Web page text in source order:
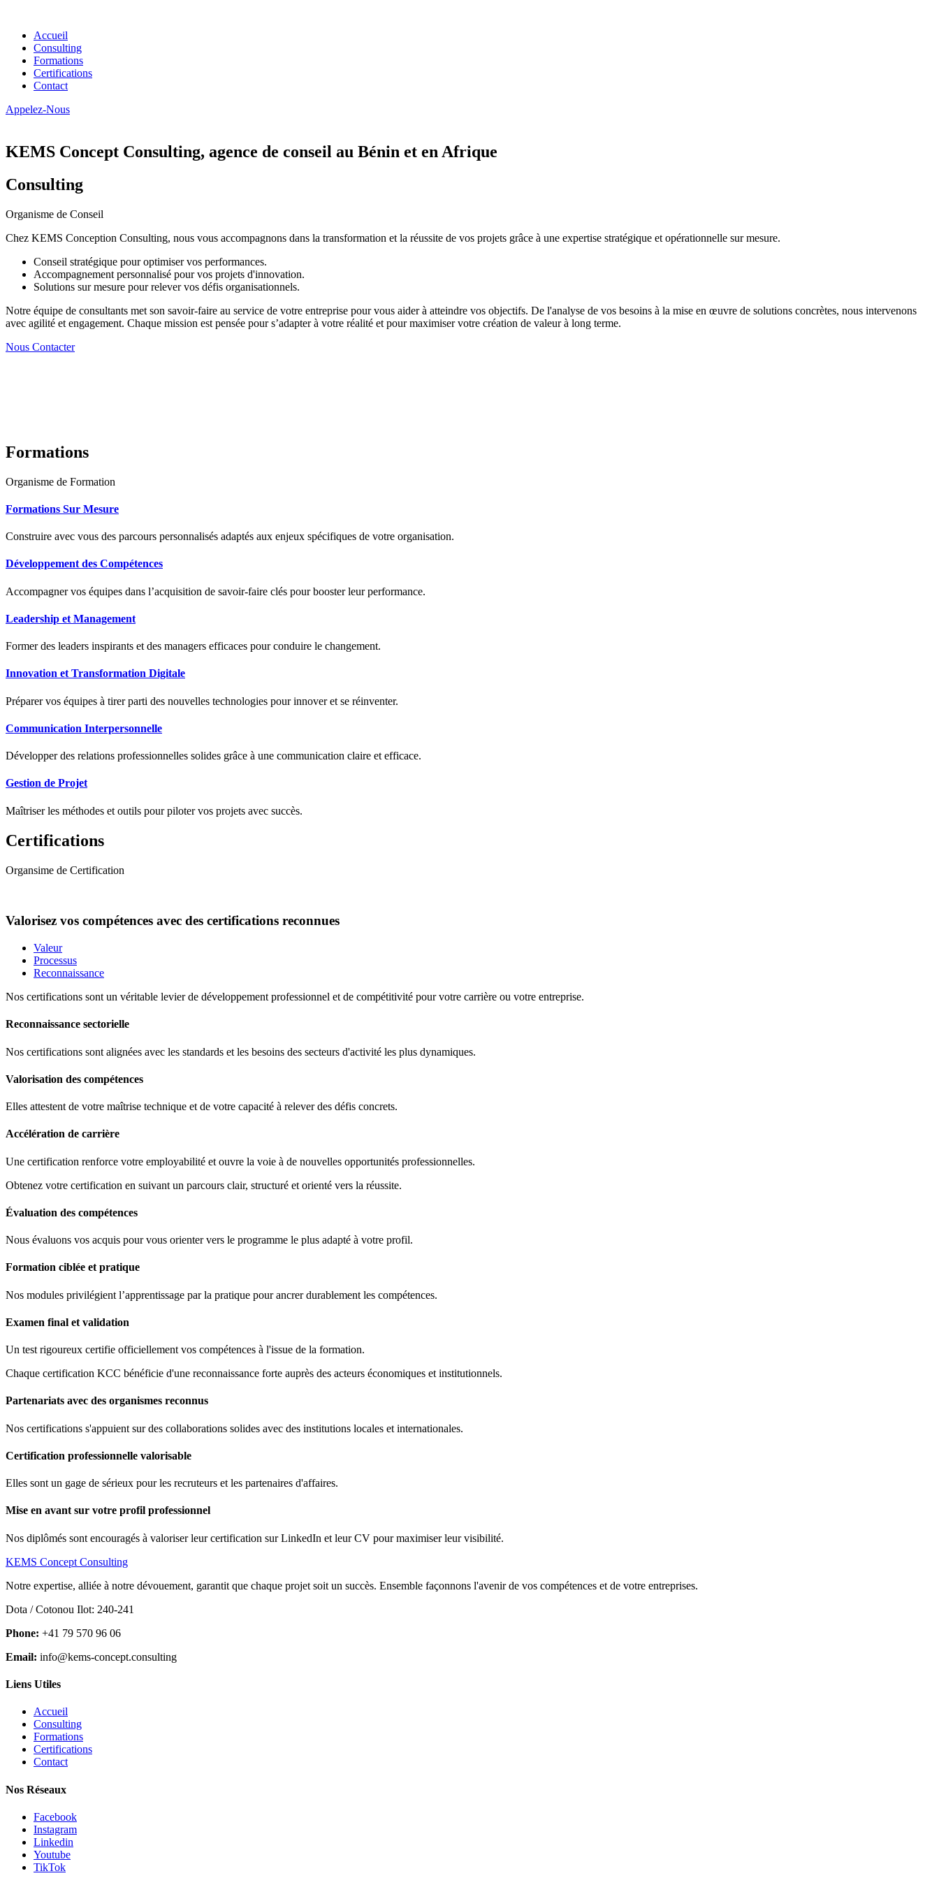
Accueil
Consulting
Formations
Certifications
Contact
Appelez-Nous
KEMS Concept Consulting, agence de conseil au Bénin et en Afrique
Consulting
Organisme de Conseil
Chez KEMS Conception Consulting, nous vous accompagnons dans la transformation et la réussite de vos projets grâce à une expertise stratégique et opérationnelle sur mesure.
Conseil stratégique pour optimiser vos performances.
Accompagnement personnalisé pour vos projets d'innovation.
Solutions sur mesure pour relever vos défis organisationnels.
Notre équipe de consultants met son savoir-faire au service de votre entreprise pour vous aider à atteindre vos objectifs. De l'analyse de vos besoins à la mise en œuvre de solutions concrètes, nous intervenons
avec agilité et engagement. Chaque mission est pensée pour s’adapter à votre réalité et pour maximiser votre création de valeur à long terme.
Nous Contacter
Formations
Organisme de Formation
Formations Sur Mesure
Construire avec vous des parcours personnalisés adaptés aux enjeux spécifiques de votre organisation.
Développement des Compétences
Accompagner vos équipes dans l’acquisition de savoir-faire clés pour booster leur performance.
Leadership et Management
Former des leaders inspirants et des managers efficaces pour conduire le changement.
Innovation et Transformation Digitale
Préparer vos équipes à tirer parti des nouvelles technologies pour innover et se réinventer.
Communication Interpersonnelle
Développer des relations professionnelles solides grâce à une communication claire et efficace.
Gestion de Projet
Maîtriser les méthodes et outils pour piloter vos projets avec succès.
Certifications
Organsime de Certification
Valorisez vos compétences avec des certifications reconnues
Valeur
Processus
Reconnaissance
Nos certifications sont un véritable levier de développement professionnel et de compétitivité pour votre carrière ou votre entreprise.
Reconnaissance sectorielle
Nos certifications sont alignées avec les standards et les besoins des secteurs d'activité les plus dynamiques.
Valorisation des compétences
Elles attestent de votre maîtrise technique et de votre capacité à relever des défis concrets.
Accélération de carrière
Une certification renforce votre employabilité et ouvre la voie à de nouvelles opportunités professionnelles.
Obtenez votre certification en suivant un parcours clair, structuré et orienté vers la réussite.
Évaluation des compétences
Nous évaluons vos acquis pour vous orienter vers le programme le plus adapté à votre profil.
Formation ciblée et pratique
Nos modules privilégient l’apprentissage par la pratique pour ancrer durablement les compétences.
Examen final et validation
Un test rigoureux certifie officiellement vos compétences à l'issue de la formation.
Chaque certification KCC bénéficie d'une reconnaissance forte auprès des acteurs économiques et institutionnels.
Partenariats avec des organismes reconnus
Nos certifications s'appuient sur des collaborations solides avec des institutions locales et internationales.
Certification professionnelle valorisable
Elles sont un gage de sérieux pour les recruteurs et les partenaires d'affaires.
Mise en avant sur votre profil professionnel
Nos diplômés sont encouragés à valoriser leur certification sur LinkedIn et leur CV pour maximiser leur visibilité.
KEMS Concept Consulting
Notre expertise, alliée à notre dévouement, garantit que chaque projet soit un succès. Ensemble façonnons l'avenir de vos compétences et de votre entreprises.
Dota / Cotonou Ilot: 240-241
Phone: +41 79 570 96 06
Email: info@kems-concept.consulting
Liens Utiles
Accueil
Consulting
Formations
Certifications
Contact
Nos Réseaux
Facebook
Instagram
Linkedin
Youtube
TikTok